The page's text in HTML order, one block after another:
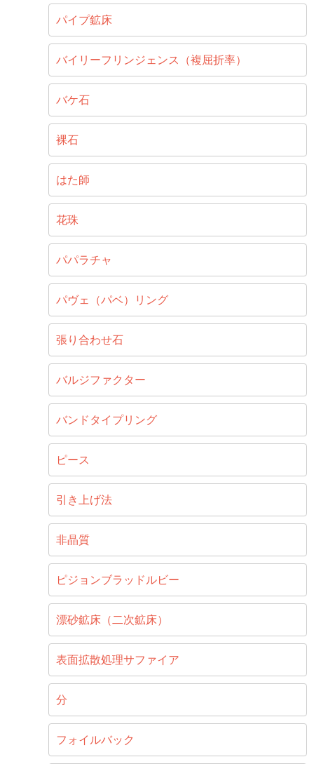
パイプ鉱床
バイリーフリンジェンス（複屈折率）
バケ石
裸石
はた師
花珠
パパラチャ
パヴェ（パベ）リング
張り合わせ石
バルジファクター
バンドタイプリング
ピース
引き上げ法
非晶質
ピジョンブラッドルビー
漂砂鉱床（二次鉱床）
表面拡散処理サファイア
分
フォイルバック